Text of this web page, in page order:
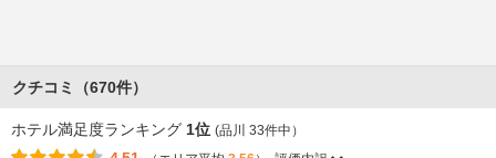
クチコミ（670件）
ホテル満足度ランキング 1位 (品川 33件中）